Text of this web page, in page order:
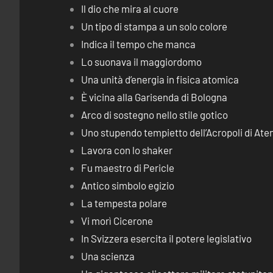
Il dio che mira al cuore
Un tipo di stampa a un solo colore
Indica il tempo che manca
Lo suonava il maggiordomo
Una unità d’energia in fisica atomica
È vicina alla Garisenda di Bologna
Arco di sostegno nello stile gotico
Uno stupendo tempietto dell’Acropoli di
Lavora con lo shaker
Fu maestro di Pericle
Antico simbolo egizio
La tempesta polare
Vi morì Cicerone
In Svizzera esercita il potere legislativo
Una scienza